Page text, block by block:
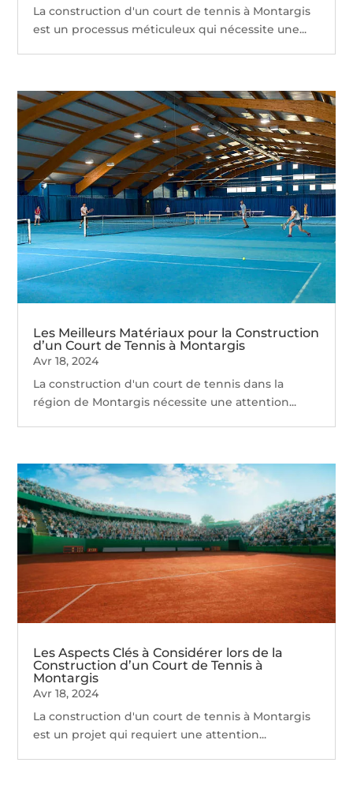
La construction d'un court de tennis à Montargis
est un processus méticuleux qui nécessite une...
Les Meilleurs Matériaux pour la Construction
d’un Court de Tennis à Montargis
Avr 18, 2024
La construction d'un court de tennis dans la
région de Montargis nécessite une attention...
Les Aspects Clés à Considérer lors de la
Construction d’un Court de Tennis à
Montargis
Avr 18, 2024
La construction d'un court de tennis à Montargis
est un projet qui requiert une attention...